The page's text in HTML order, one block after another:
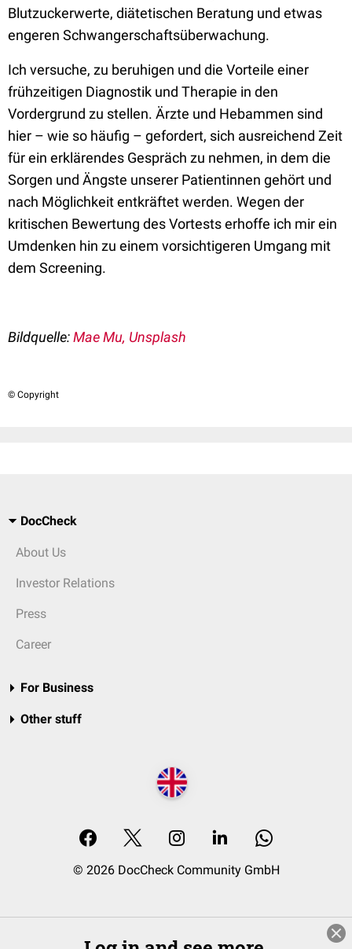
Blutzuckerwerte, diätetischen Beratung und etwas
engeren Schwangerschaftsüberwachung.
Ich versuche, zu beruhigen und die Vorteile einer
frühzeitigen Diagnostik und Therapie in den
Vordergrund zu stellen. Ärzte und Hebammen sind
hier – wie so häufig – gefordert, sich ausreichend Zeit
für ein erklärendes Gespräch zu nehmen, in dem die
Sorgen und Ängste unserer Patientinnen gehört und
nach Möglichkeit entkräftet werden. Wegen der
kritischen Bewertung des Vortests erhoffe ich mir ein
Umdenken hin zu einem vorsichtigeren Umgang mit
dem Screening.
Bildquelle:Mae Mu, Unsplash
© Copyright
DocCheck
About Us
Investor Relations
Press
Career
For Business
Other stuff
© 2026 DocCheck Community GmbH